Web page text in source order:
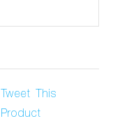
Tweet This
Product